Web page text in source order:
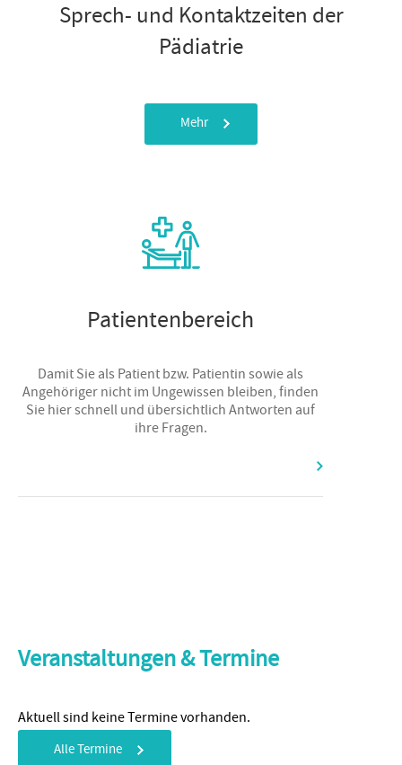
Sprech- und Kontaktzeiten der
Pädiatrie
Mehr
Patientenbereich
Damit Sie als Patient bzw. Patientin sowie als
Angehöriger nicht im Ungewissen bleiben, finden
Sie hier schnell und übersichtlich Antworten auf
ihre Fragen.
Veranstaltungen & Termine
Aktuell sind keine Termine vorhanden.
Alle Termine